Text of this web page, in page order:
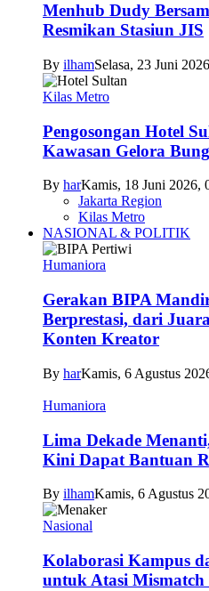
Menhub Dudy
Resmikan Stasiun JIS
By ilhamSelasa, 23 Juni
Kilas Metro
Pengosongan Hotel
Kawasan Gelora
By harKamis, 18 Juni 2026,
Jakarta Region
Kilas Metro
NASIONAL & POLITIK
Humaniora
Gerakan BIPA
Berprestasi, dari
Konten Kreator
By harKamis, 6 Agustus
Humaniora
Lima Dekade
Kini Dapat Bantuan
By ilhamKamis, 6 Agustus
Nasional
Kolaborasi Kampus
untuk Atasi Mismatch